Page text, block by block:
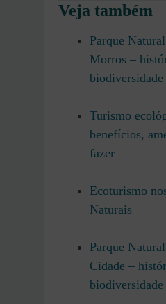
Veja também
Parque
Morros –
biodiversidade
Turismo
benefícios,
fazer
Ecoturismo
Naturais
Parque
Cidade –
biodiversidade